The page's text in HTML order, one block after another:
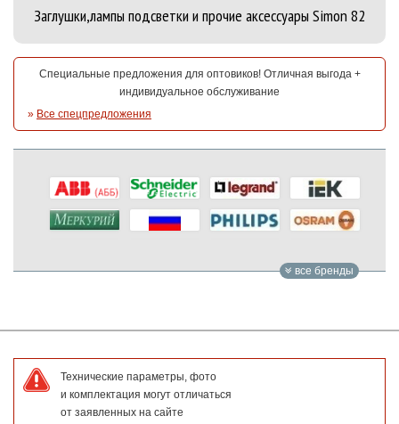
Заглушки,лампы подсветки и прочие аксессуары Simon 82
Специальные предложения для оптовиков! Отличная выгода +
индивидуальное обслуживание
» Все спецпредложения
все бренды
Технические параметры, фото
и комплектация могут отличаться
от заявленных на сайте